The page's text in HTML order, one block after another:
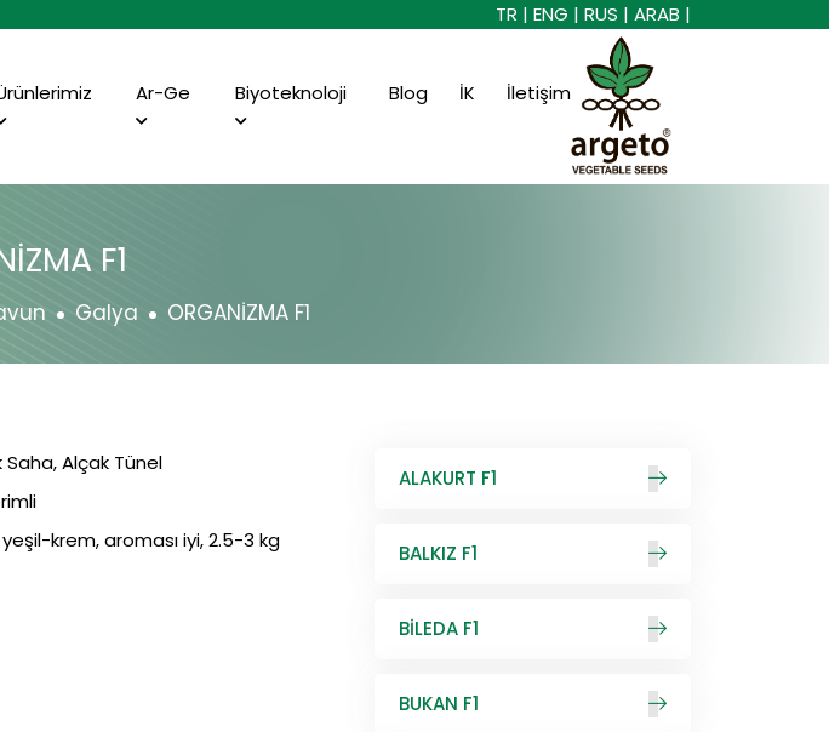
TR | ENG | RUS | ARAB |
Ar-Ge Biyoteknoloji Blog İK İletişim
F1
Galya ORGANİZMA F1
Saha, Alçak Tünel
krem, aroması iyi, 2.5-3 kg
ALAKURT F1
BALKIZ F1
BİLEDA F1
BUKAN F1